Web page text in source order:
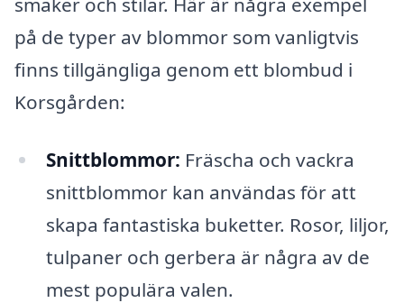
på de typer av blommor som vanligtvis
finns tillgängliga genom ett blombud i
Korsgården:
Snittblommor: Fräscha och vackra
snittblommor kan användas för att
skapa fantastiska buketter. Rosor, liljor,
tulpaner och gerbera är några av de
mest populära valen.